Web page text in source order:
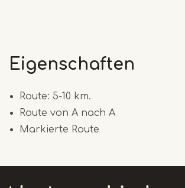
Eigenschaften
Route: 5-10 km.
Route von A nach A
Markierte Route